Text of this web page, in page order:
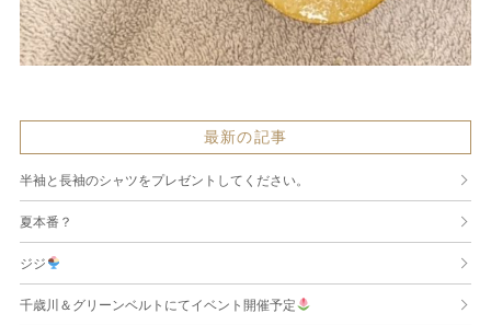
最新の記事
半袖と長袖のシャツをプレゼントしてください。
夏本番？
ジジ
千歳川＆グリーンベルトにてイベント開催予定